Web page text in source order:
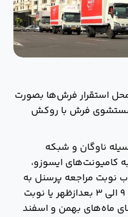
استقرار فرش‌ها بصورت
شستشوی فرش با روكش
ناوگان و شبکه
کامیونت‌های ایسوزو،
نوبت مراجعه پرسنل به
وسیله مشتری، نوبت صبح: ۹ الی ۳ بعدازظهر یا نوبت